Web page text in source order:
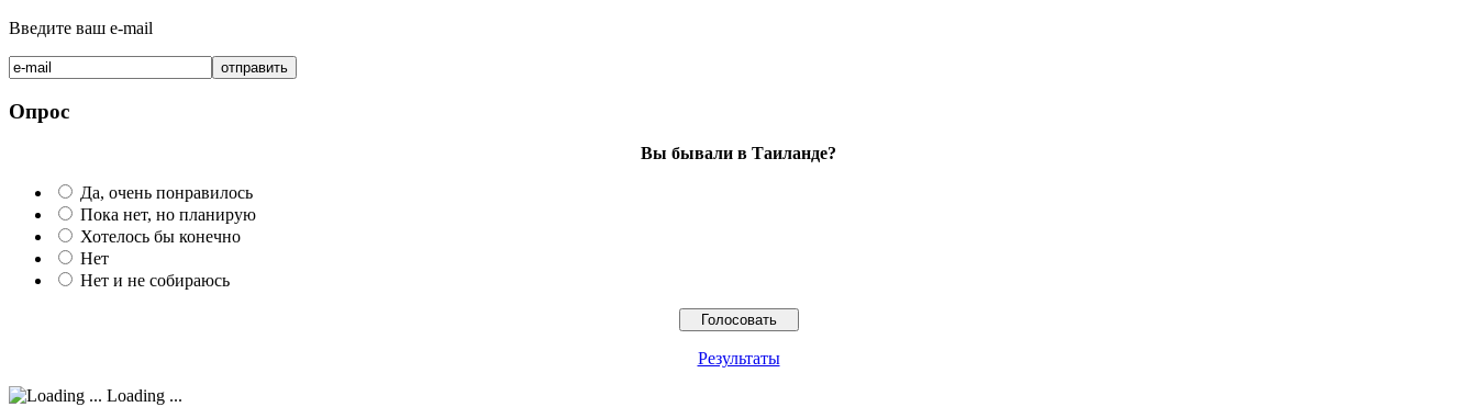
Введите ваш e-mail
Опрос
Вы бывали в Таиланде?
Да, очень понравилось
Пока нет, но планирую
Хотелось бы конечно
Нет
Нет и не собираюсь
Результаты
Loading ...